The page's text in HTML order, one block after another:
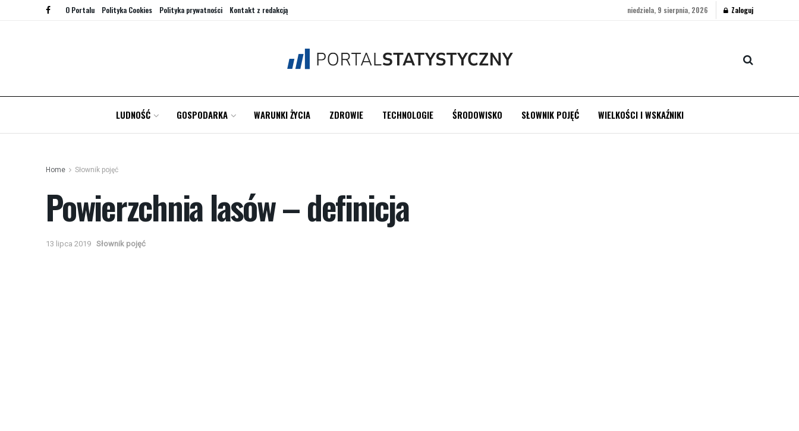
O Portalu Polityka Cookies Polityka prywatności Kontakt z redakcją niedziela, 9 sierpnia, 2026 Zaloguj
LUDNOŚĆ GOSPODARKA WARUNKI ŻYCIA ZDROWIE TECHNOLOGIE ŚRODOWISKO SŁOWNIK POJĘĆ WIELKOŚCI I WSKAŹNIKI
Home Słownik pojęć
Powierzchnia lasów – definicja
13 lipca 2019 Słownik pojęć